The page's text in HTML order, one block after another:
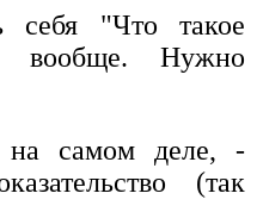
себя "Что такое
вообще. Нужно
на самом деле, -
(так